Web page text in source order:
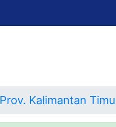
Prov. Kalimantan